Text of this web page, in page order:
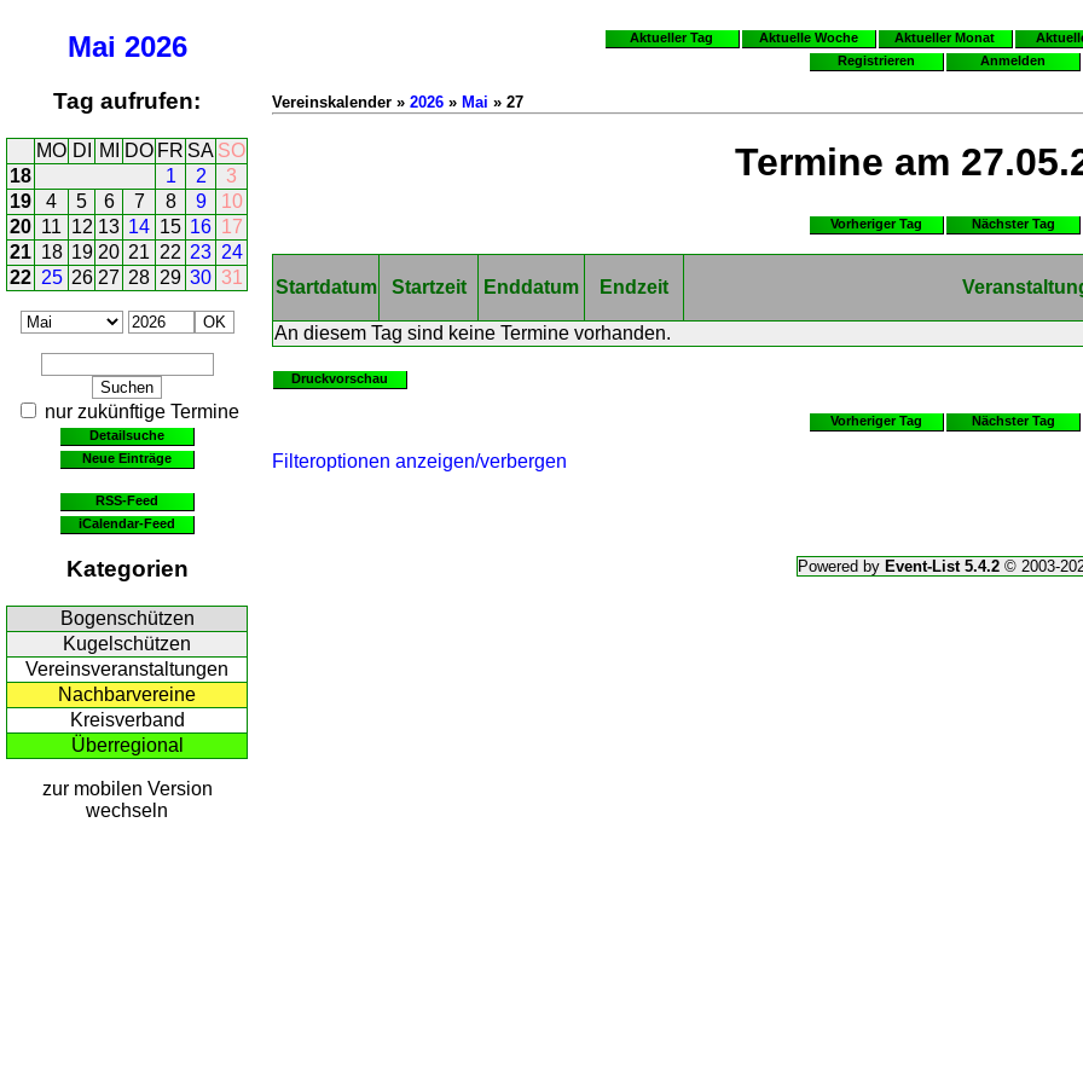
Mai 2026
Tag aufrufen:
MO DI MI DO FR SA SO
18
1 2
3
19
4 5 6 7 8 9
10
20 11 12 13 14 15 16 17
21 18 19 20 21 22 23 24
22 25 26 27 28 29 30 31
nur zukünftige Termine
Detailsuche
Neue Einträge
RSS-Feed
iCalendar-Feed
Kategorien
Bogenschützen
Kugelschützen
Vereinsveranstaltungen
Nachbarvereine
Kreisverband
Überregional
zur mobilen Version
wechseln
Aktueller Tag Aktuelle Woche Aktueller Monat
Registrieren
Anmelden
Vereinskalender » 2026 » Mai » 27
Termine am
Vorheriger Tag Nächster Tag
Startdatum Startzeit Enddatum Endzeit
An diesem Tag sind keine Termine vorhanden.
Druckvorschau
Vorheriger Tag Nächster Tag
Filteroptionen anzeigen/verbergen
Powered by Event-List 5.4.2© 2003-